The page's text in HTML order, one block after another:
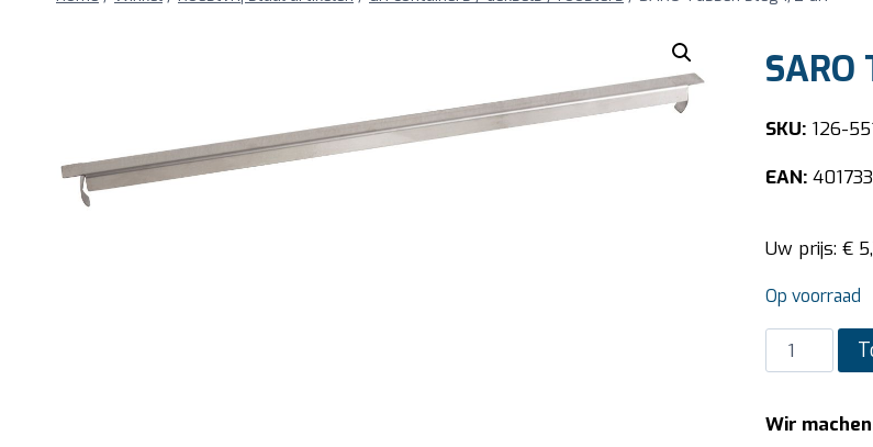
SKU:126-
EAN:
Uw prijs: €
Op voorraad
SARO
Tussen
1/2
Wir